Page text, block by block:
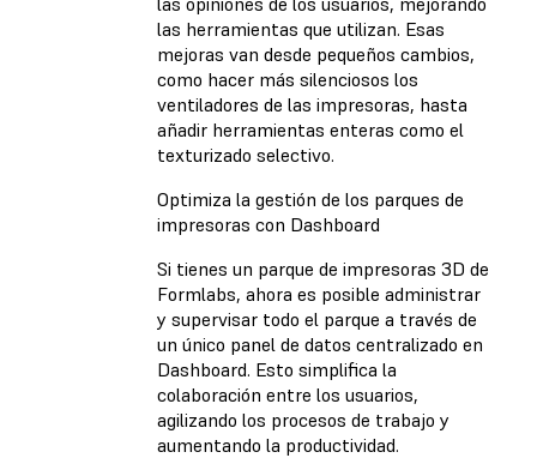
las herramientas que utilizan. Esas
mejoras van desde pequeños cambios,
como hacer más silenciosos los
ventiladores de las impresoras, hasta
añadir herramientas enteras como el
texturizado selectivo.
Optimiza la gestión de los parques de
impresoras con Dashboard
Si tienes un parque de impresoras 3D de
Formlabs, ahora es posible administrar
y supervisar todo el parque a través de
un único panel de datos centralizado en
Dashboard. Esto simplifica la
colaboración entre los usuarios,
agilizando los procesos de trabajo y
aumentando la productividad.